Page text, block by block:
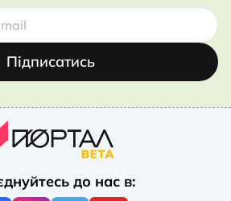
Підписатись
до нас в: